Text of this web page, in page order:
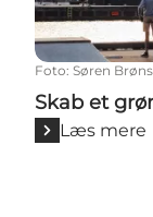
Foto: Søren
Skab et
Læs mere